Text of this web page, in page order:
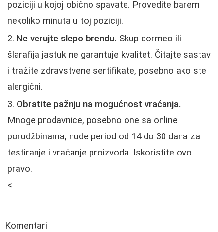
poziciji u kojoj obično spavate. Provedite barem
nekoliko minuta u toj poziciji.
Ne verujte slepo brendu. Skup dormeo ili
šlarafija jastuk ne garantuje kvalitet. Čitajte sastav
i tražite zdravstvene sertifikate, posebno ako ste
alergični.
Obratite pažnju na mogućnost vraćanja.
Mnoge prodavnice, posebno one sa online
porudžbinama, nude period od 14 do 30 dana za
testiranje i vraćanje proizvoda. Iskoristite ovo
pravo.
<
Komentari